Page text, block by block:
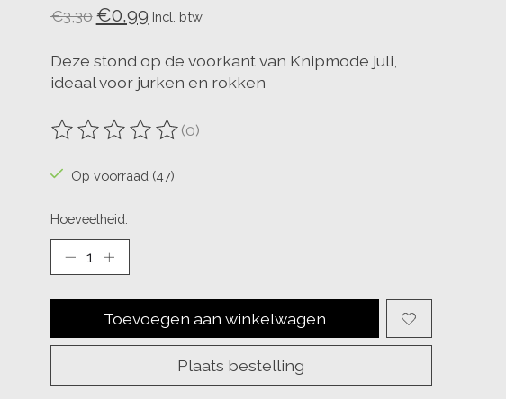
€3,30 €0,99 Incl. btw
Deze stond op de voorkant van Knipmode juli,
ideaal voor jurken en rokken
De beoordeling van dit product is
(0)
Op voorraad (47)
Hoeveelheid:
Toevoegen aan winkelwagen
Plaats bestelling